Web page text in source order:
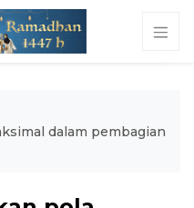
dalam pembagian